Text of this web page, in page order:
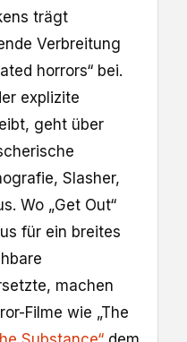
trägt
Verbreitung
horrors“ bei.
explizite
geht über
Slasher,
Wo „Get Out“
für ein breites
machen
Filme wie „The